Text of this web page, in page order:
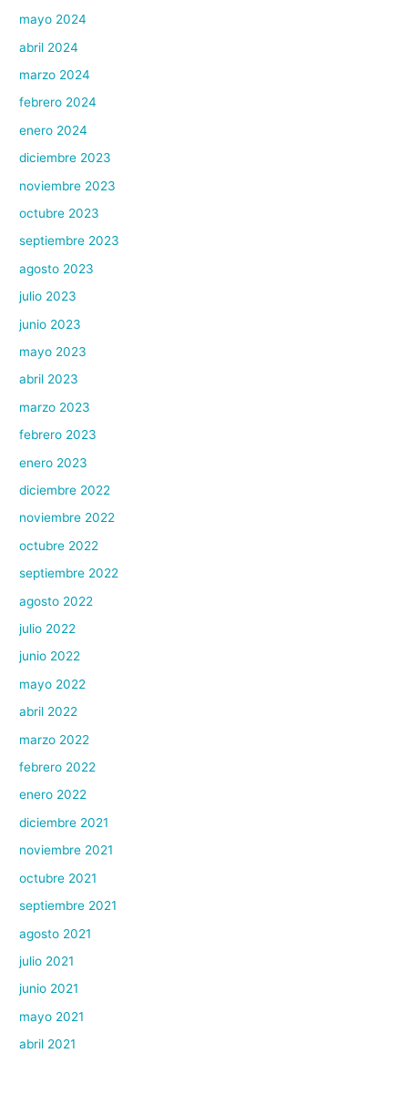
mayo 2024
abril 2024
marzo 2024
febrero 2024
enero 2024
diciembre 2023
noviembre 2023
octubre 2023
septiembre 2023
agosto 2023
julio 2023
junio 2023
mayo 2023
abril 2023
marzo 2023
febrero 2023
enero 2023
diciembre 2022
noviembre 2022
octubre 2022
septiembre 2022
agosto 2022
julio 2022
junio 2022
mayo 2022
abril 2022
marzo 2022
febrero 2022
enero 2022
diciembre 2021
noviembre 2021
octubre 2021
septiembre 2021
agosto 2021
julio 2021
junio 2021
mayo 2021
abril 2021